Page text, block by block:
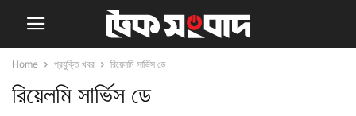
Home প্রযুক্তি খবর রিয়েলমি সার্ভিস ডে
রিয়েলমি সার্ভিস ডে